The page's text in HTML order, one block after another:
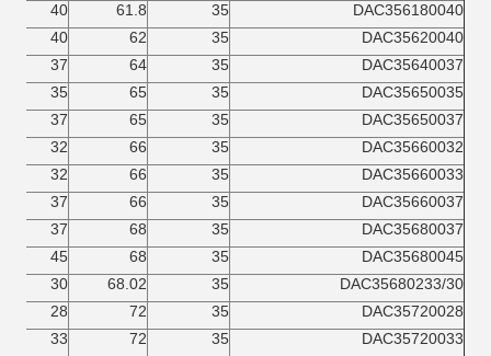
DAC356180040
35
61.8
40
DAC35620040
35
62
40
DAC35640037
35
64
37
DAC35650035
35
65
35
DAC35650037
35
65
37
DAC35660032
35
66
32
DAC35660033
35
66
32
DAC35660037
35
66
37
DAC35680037
35
68
37
DAC35680045
35
68
45
DAC35680233/30
35
68.02
30
DAC35720028
35
72
28
DAC35720033
35
72
33